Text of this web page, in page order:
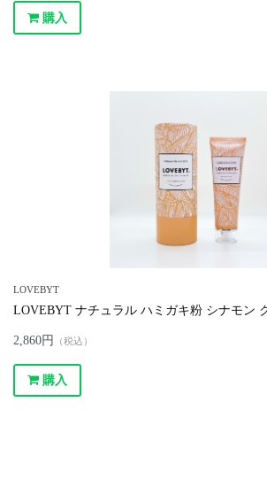
購入
LOVEBYT
LOVEBYT ナチュラル ハミガキ粉 シナモン
2,860円 （税込）
購入